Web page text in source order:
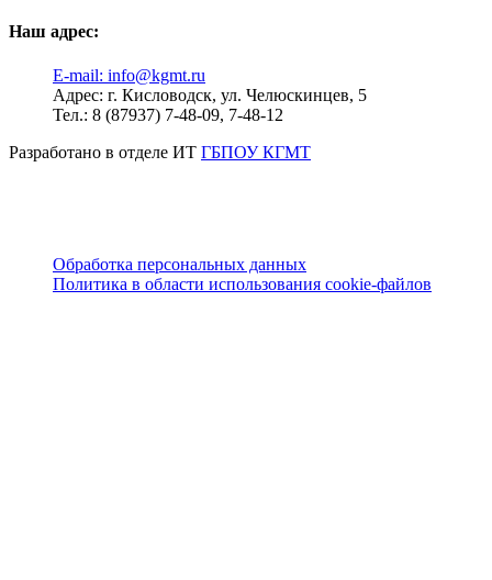
Наш адрес:
E-mail: info@kgmt.ru
Адрес: г. Кисловодск, ул. Челюскинцев, 5
Тел.: 8 (87937) 7-48-09, 7-48-12
Разработано в отделе ИТ ГБПОУ КГМТ
Обработка персональных данных
Политика в области использования cookie-файлов